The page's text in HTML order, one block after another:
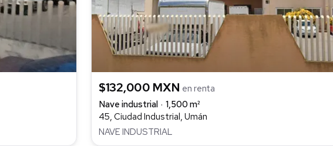
$132,000 MXN en renta
Nave industrial
1,500 m²
45, Ciudad Industrial, Umán
NAVE INDUSTRIAL